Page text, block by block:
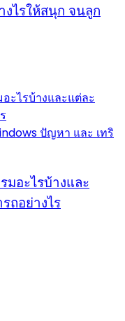
ไรให้สนุก จนลูก
ปัญหา และ เทริ
อะไรบ้างและ
ถอย่างไร